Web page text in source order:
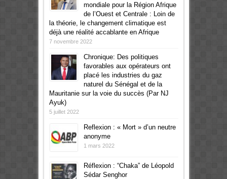
mondiale pour la Région Afrique
de l’Ouest et Centrale : Loin de
la théorie, le changement climatique est
déjà une réalité accablante en Afrique
7 novembre 2022
Chronique: Des politiques
favorables aux opérateurs ont
placé les industries du gaz
naturel du Sénégal et de la
Mauritanie sur la voie du succès (Par NJ
Ayuk)
5 juillet 2022
Reflexion : « Mort » d’un neutre
anonyme
1 mars 2022
Réflexion : “Chaka” de Léopold
Sédar Senghor